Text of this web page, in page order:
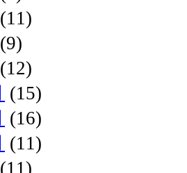
(11)
(9)
(12)
(15)
(16)
(11)
(11)